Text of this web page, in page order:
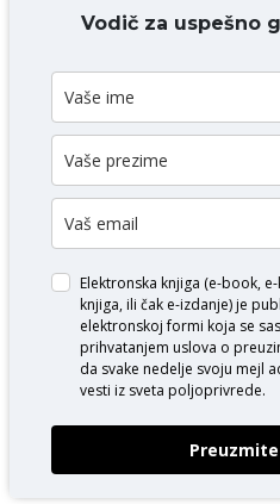
DODAJ
Vodič za uspešno
Elektronska knjiga (e-book,
knjiga, ili čak e-izdanje) je
elektronskoj formi koja se
prihvatanjem uslova o
da svake nedelje svoju mejl
vesti iz sveta poljoprivrede.